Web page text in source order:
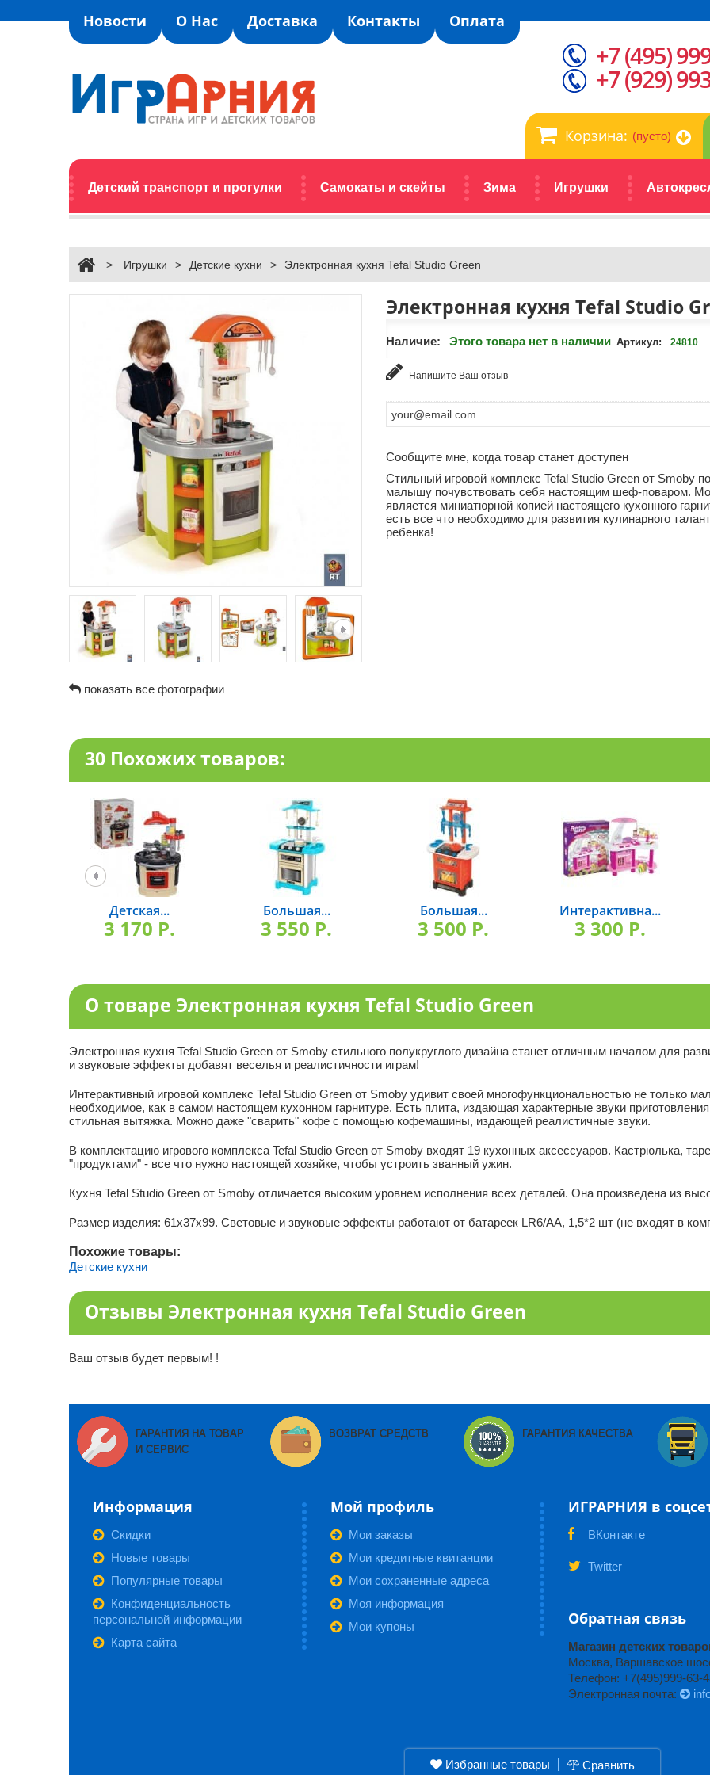
Новости О Нас Доставка Контакты Оплата
Корзина: (пусто)
Детский транспорт и прогулки Самокаты и скейты Зима Игрушки
+7 (495)
+7 (929)
> Игрушки > Детские кухни > Электронная кухня Tefal Studio Green
показать все фотографии
Электронная кухня Tefal Studio
Наличие: Этого товара нет в наличии Артикул: 24810
Напишите Ваш отзыв
Сообщите мне, когда товар станет доступен
Стильный игровой комплекс Tefal Studio Green от Smoby
малышу почувствовать себя настоящим шеф-поваром.
является миниатюрной копией настоящего кухонного
есть все что необходимо для развития кулинарного
ребенка!
30 Похожих товаров:
Детская...
3 170 P.
Большая...
3 550 P.
Большая...
3 500 P.
Интерактивна...
3 300 P.
О товаре Электронная кухня Tefal Studio Green
Электронная кухня Tefal Studio Green от Smoby стильного полукруглого дизайна станет отличным началом для
и звуковые эффекты добавят веселья и реалистичности играм!
Интерактивный игровой комплекс Tefal Studio Green от Smoby удивит своей многофункциональностью не только
необходимое, как в самом настоящем кухонном гарнитуре. Есть плита, издающая характерные звуки
стильная вытяжка. Можно даже "сварить" кофе с помощью кофемашины, издающей реалистичные звуки.
В комплектацию игрового комплекса Tefal Studio Green от Smoby входят 19 кухонных аксессуаров. Кастрюлька,
"продуктами" - все что нужно настоящей хозяйке, чтобы устроить званный ужин.
Кухня Tefal Studio Green от Smoby отличается высоким уровнем исполнения всех деталей. Она произведена из
Размер изделия: 61х37х99. Световые и звуковые эффекты работают от батареек LR6/AA, 1,5*2 шт (не входят в
Похожие товары:
Детские кухни
Отзывы Электронная кухня Tefal Studio Green
Ваш отзыв будет первым! !
ГАРАНТИЯ НА ТОВАР
И СЕРВИС
ВОЗВРАТ СРЕДСТВ ГАРАНТИЯ КАЧЕСТВА
Информация
Скидки
Новые товары
Популярные товары
Конфиденциальность
персональной информации
Карта сайта
Мой профиль
Мои заказы
Мои кредитные квитанции
Мои сохраненные адреса
Моя информация
Мои купоны
ИГРАРНИЯ в
ВКонтакте
Twitter
Обратная связь
Магазин детских
Москва, Варшавское
Телефон: +7(495)999-63-
Электронная почта:
Избранные товары